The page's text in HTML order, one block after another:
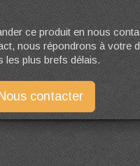
ce produit en nous
nous répondrons à votre
les plus brefs délais.
Nous contacter